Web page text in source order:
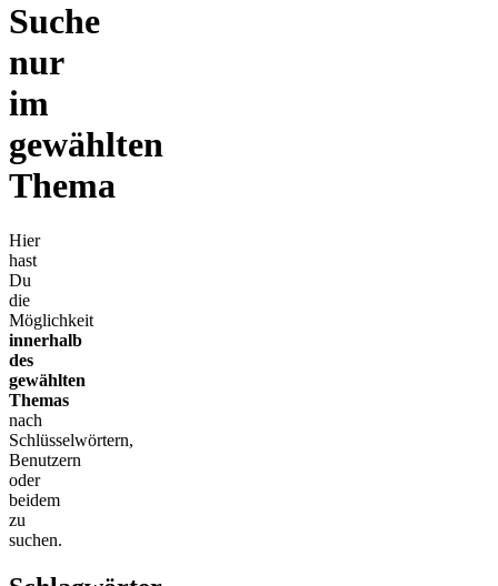
Suche
nur
im
gewählten
Thema
Hier
hast
Du
die
Möglichkeit
innerhalb
des
gewählten
Themas
nach
Schlüsselwörtern,
Benutzern
oder
beidem
zu
suchen.